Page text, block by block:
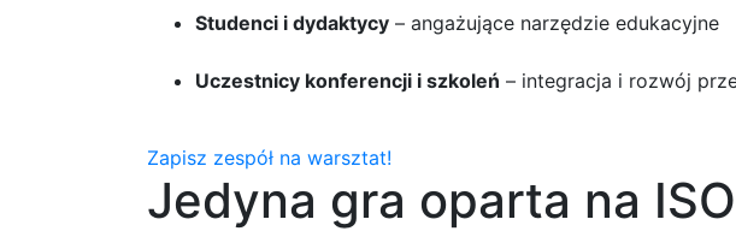
Studenci i dydaktycy – angażujące narzędzie edukacyjne
Uczestnicy konferencji i szkoleń – integracja i rozwój
Zapisz zespół na warsztat!
Jedyna gra oparta na